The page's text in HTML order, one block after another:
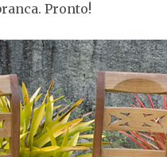
Pronto!